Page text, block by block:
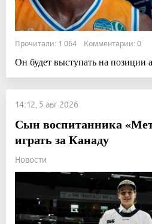
Прочитали: 1 064 Комментарии: 0
Он будет выступать на позиции
14:12, 5 авг 2026
Сын воспитанника
играть за Канаду
Новости